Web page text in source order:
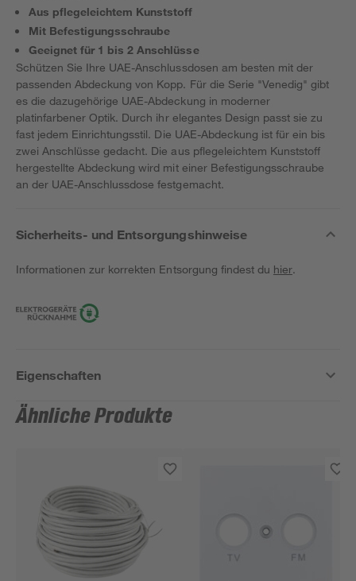
Aus pflegeleichtem Kunststoff
Mit Befestigungsschraube
Geeignet für 1 bis 2 Anschlüsse
Schützen Sie Ihre UAE-Anschlussdosen am besten mit der
passenden Abdeckung von Kopp. Für die Serie "Venedig" gibt
es die dazugehörige UAE-Abdeckung in moderner
platinfarbener Optik. Durch ihr elegantes Design passt sie zu
fast jedem Einrichtungsstil. Die UAE-Abdeckung ist für ein bis
zwei Anschlüsse gedacht. Die aus pflegeleichtem Kunststoff
hergestellte Abdeckung wird mit einer Befestigungsschraube
an der UAE-Anschlussdose festgemacht.
Sicherheits- und Entsorgungshinweise
Informationen zur korrekten Entsorgung findest du hier.
Eigenschaften
Ähnliche Produkte